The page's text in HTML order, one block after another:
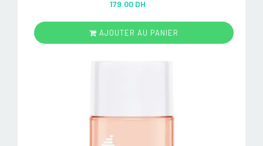
out of 5
179.00 DH
AJOUTER AU PANIER